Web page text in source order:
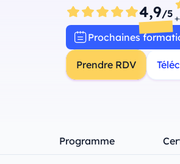
4,9/5
Prochaines
Prendre RDV
Programme